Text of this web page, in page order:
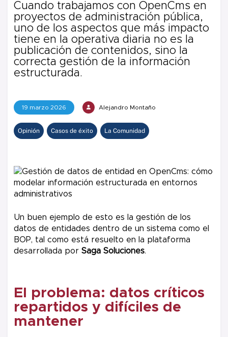
Cuando trabajamos con OpenCms en
proyectos de administración pública,
uno de los aspectos que más impacto
tiene en la operativa diaria no es la
publicación de contenidos, sino la
correcta gestión de la información
estructurada.
19 marzo 2026 Alejandro Montaño
Opinión Casos de éxito La Comunidad
Un buen ejemplo de esto es la gestión de los
datos de entidades dentro de un sistema como el
BOP, tal como está resuelto en la plataforma
desarrollada por Saga Soluciones.
El problema: datos críticos
repartidos y difíciles de
mantener